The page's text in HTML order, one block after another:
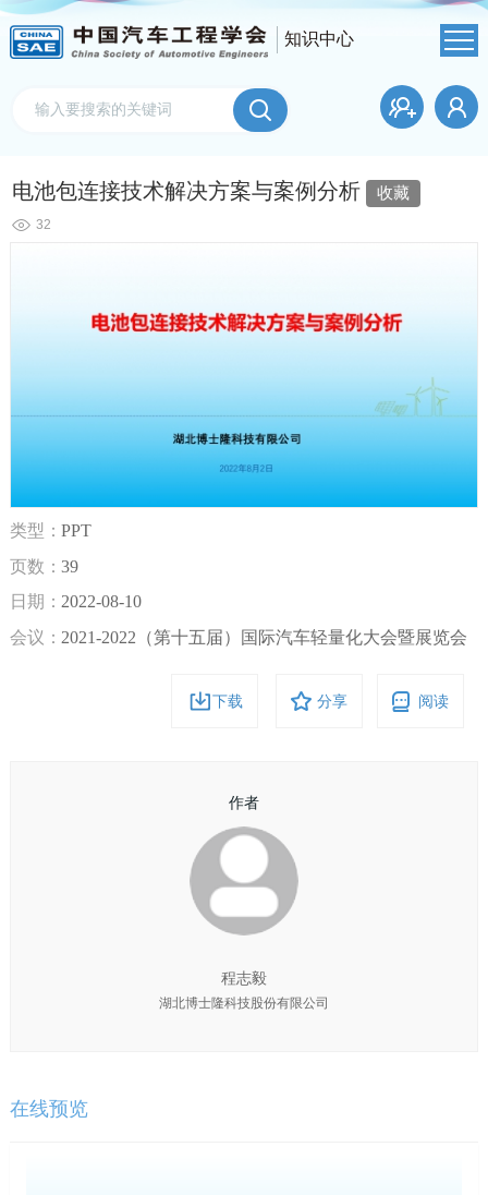
知识中心
电池包连接技术解决方案与案例分析 收藏
32
类型：PPT
页数：39
日期： 2022-08-10
会议： 2021-2022（第十五届）国际汽车轻量化大会暨展览会
阅读
分享
下载
作者
程志毅
湖北博士隆科技股份有限公司
在线预览